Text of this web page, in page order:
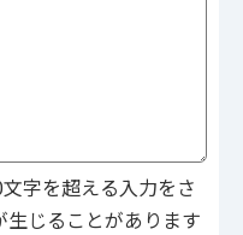
字を超える入力をさ
じることがあります